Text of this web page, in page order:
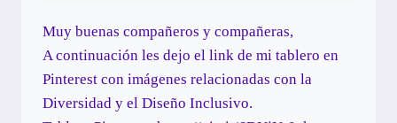
Muy buenas compañeros y compañeras,
A continuación les dejo el link de mi tablero en
Pinterest con imágenes relacionadas con la
Diversidad y el Diseño Inclusivo.